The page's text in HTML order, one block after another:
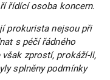
řídící osoba koncern.
prokurista nejsou při
s péčí řádného
zprostí, prokáží-li,
splněny podmínky